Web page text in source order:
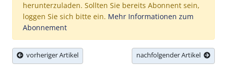
herunterzuladen. Sollten Sie bereits Abonnent sein,
loggen Sie sich bitte ein. Mehr Informationen zum
Abonnement
vorheriger Artikel nachfolgender Artikel